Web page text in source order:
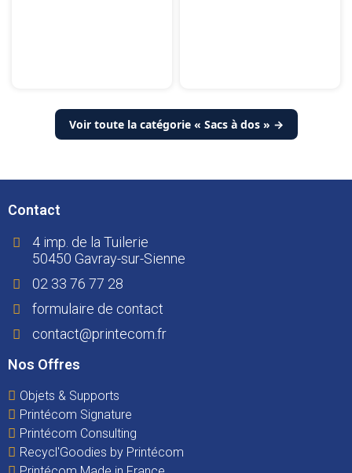
Voir toute la catégorie « Sacs à dos » →
Contact
4 imp. de la Tuilerie
50450 Gavray-sur-Sienne
02 33 76 77 28
formulaire de contact
contact@printecom.fr
Nos Offres
Objets & Supports
Printécom Signature
Printécom Consulting
Recycl'Goodies by Printécom